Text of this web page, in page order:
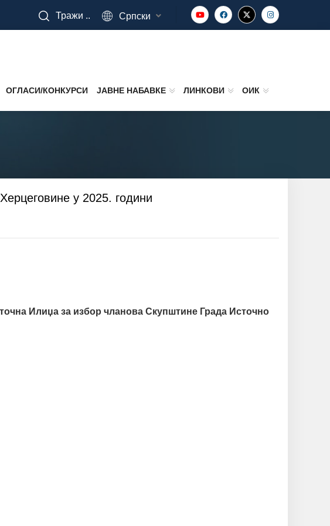
Тражи .. Српски
ОГЛАСИ/КОНКУРСИ ЈАВНЕ НАБАВКЕ ЛИНКОВИ ОИК
у 2025. години
Илиџа за избор чланова Скупштине Града Источно